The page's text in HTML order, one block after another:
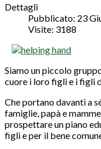
Dettagli
Pubblicato: 23
Visite: 3188
Siamo un piccolo
cuore i loro figli e i figli
Che portano davanti a
famiglie, papà e
prospettare un piano
figli e per il bene